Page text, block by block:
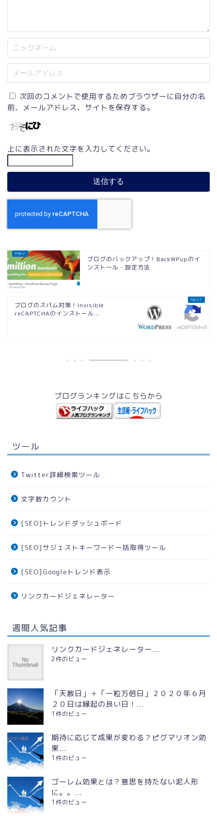
次回のコメントで使用するためブラウザーに自分の名
前、メールアドレス、サイトを保存する。
上に表示された文字を入力してください。
ブログのバックアップ！BackWPupのイ
ンストール・設定方法
ブログのスパム対策！Invisible
reCAPTCHAのインストール...
ブログランキングはこちらから
ツール
Twitter詳細検索ツール
文字数カウント
[SEO]トレンドダッシュボード
[SEO]サジェストキーワード一括取得ツール
[SEO]Googleトレンド表示
リンクカードジェネレーター
週間人気記事
リンクカードジェネレーター...
2件のビュー
「天赦日」＋「一粒万倍日」２０２０年６月
２０日は縁起の良い日！...
1件のビュー
期待に応じて成果が変わる？ピグマリオン効
果...
1件のビュー
ゴーレム効果とは？意思を持たない泥人形
に。。...
1件のビュー